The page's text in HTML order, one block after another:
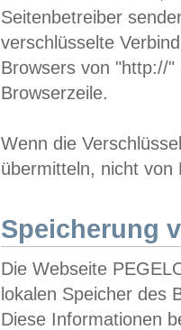
Seitenbetreiber
verschlüsselte
Browsers von "http://
Browserzeile.
Wenn die
übermitteln, nicht von
Speicherung
Die Webseite
lokalen Speicher des
Diese Informationen